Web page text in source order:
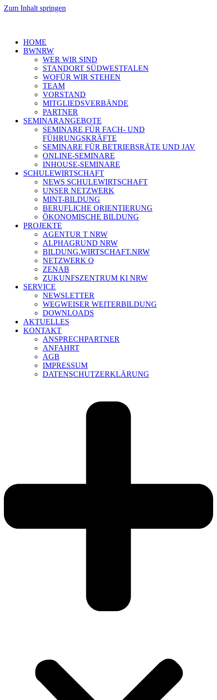
Zum Inhalt springen
HOME
BWNRW
WER WIR SIND
STANDORT SÜDWESTFALEN
WOFÜR WIR STEHEN
TEAM
VORSTAND
MITGLIEDSVERBÄNDE
PARTNER
SEMINARANGEBOTE
SEMINARE FÜR FACH- UND
FÜHRUNGSKRÄFTE
SEMINARE FÜR BETRIEBSRÄTE UND JAV
ONLINE-SEMINARE
INHOUSE-SEMINARE
SCHULEWIRTSCHAFT
NEWS SCHULEWIRTSCHAFT
UNSER NETZWERK
MINT-BILDUNG
BERUFLICHE ORIENTIERUNG
ÖKONOMISCHE BILDUNG
PROJEKTE
AGENTUR T NRW
ALPHAGRUND NRW
BILDUNG.WIRTSCHAFT.NRW
NETZWERK Q
ZENAB
ZUKUNFSZENTRUM KI NRW
SERVICE
NEWSLETTER
WEGWEISER WEITERBILDUNG
DOWNLOADS
AKTUELLES
KONTAKT
ANSPRECHPARTNER
ANFAHRT
AGB
IMPRESSUM
DATENSCHUTZERKLÄRUNG